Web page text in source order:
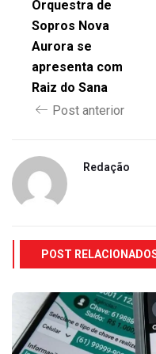
Orquestra de
Sopros Nova
Aurora se
apresenta com
Raiz do Sana
Post anterior
Redação
POST